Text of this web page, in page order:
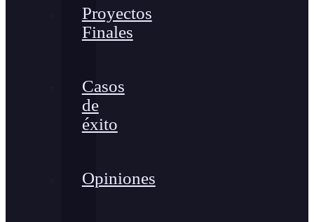
Proyectos
Finales
Casos
de
éxito
Opiniones